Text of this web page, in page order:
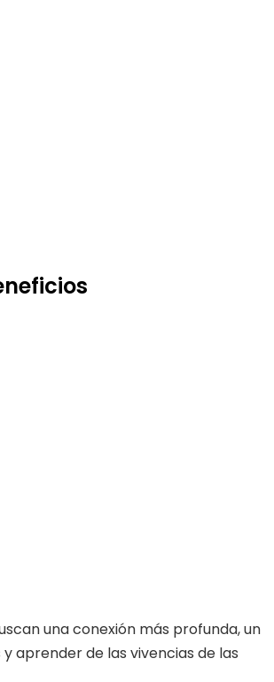
una conexión más profunda, un
aprender de las vivencias de las